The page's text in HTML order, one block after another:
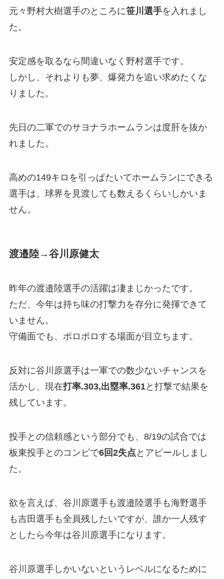
元々野村大樹選手のところに笹川選手を入れまし
た。
安定感を取るなら間違いなく野村選手です。
しかし、それよりも夢、爆発力を追い求めたくな
りました。
先日の二軍でのサヨナラホームランは度肝を抜か
れました。
高めの149キロを引っぱたいてホームランにできる
選手は、球界を見渡しても数えるくらいしかいま
せん。
渡邉陸→谷川原健太
昨年の渡邉陸選手の活躍は凄まじかったです。
ただ、今年は持ち味の打撃力を存分に発揮できて
いません。
守備面でも、ポロポロする場面が目立ちます。
反対に谷川原選手は一軍での数少ないチャンスを
活かし、現在打率.303,出塁率.361と打撃で結果を
残しています。
投手との信頼感という部分でも、8/19の試合では
板東投手とのコンビで6回2失点 とアピールしまし
た。
欲を言えば、谷川原選手も渡邉陸選手も海野選手
も吉田選手も全員残したいですが、誰か一人残す
としたら今年は谷川原選手になります。
谷川原選手しかいないというレベルになるために